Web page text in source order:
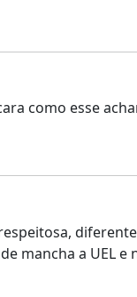
como esse
mancha a UEL